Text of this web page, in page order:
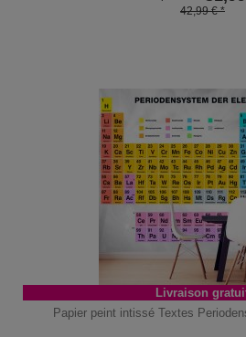
42,99 € *
Livraison
Papier peint intissé Textes